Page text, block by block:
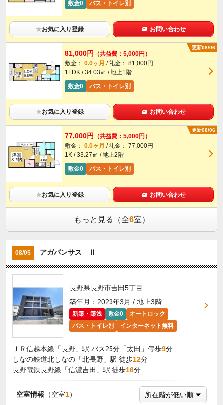
敷金0
バス・トイレ別
★お気に入り登録 お問い合わせ
更新08/06
81,000円
（共益費：5,000円）
敷金： 0.0ヶ月 / 礼金： 81,000円
1LDK / 34.03㎡ / 地上1階
敷金0
バス・トイレ別
★お気に入り登録 お問い合わせ
更新08/06
77,000円
（共益費：5,000円）
敷金： 0.0ヶ月 / 礼金： 77,000円
1K / 33.27㎡ / 地上2階
敷金0
バス・トイレ別
★お気に入り登録 お問い合わせ
もっと見る（全6室）
08/05 アガパンサス Ⅱ
長野県長野市吉田5丁目
築年月：2023年3月 / 地上3階
新築・築浅 敷金0
オートロック
バス・トイレ別
インターネット無料
ＪＲ信越本線「長野」駅 バス25分「太田」停歩9分
しなの鉄道北しなの「北長野」駅 徒歩12分
長野電鉄長野線「信濃吉田」駅 徒歩16分
空室情報 （空室1）